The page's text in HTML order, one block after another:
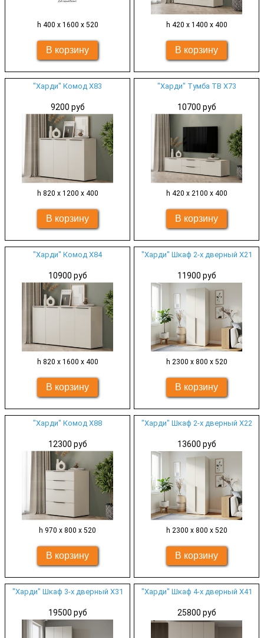
h 400 х 1600 х 520 h 420 х 1400 х 400
"Харди" Комод Х83
9200 руб
h 820 х 1200 х 400
"Харди" Тумба ТВ Х73
10700 руб
h 420 х 2100 х 400
"Харди" Комод Х84
10900 руб
h 820 х 1600 х 400
"Харди" Шкаф 2-х дверный Х21
11900 руб
h 2300 х 800 х 520
"Харди" Комод Х88
12300 руб
h 970 х 800 х 520
"Харди" Шкаф 2-х дверный Х22
13600 руб
h 2300 х 800 х 520
"Харди" Шкаф 3-х дверный Х31
19500 руб
"Харди" Шкаф 4-х дверный Х41
25800 руб